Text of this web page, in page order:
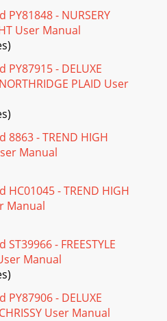
- NURSERY
User Manual
- DELUXE
PLAID User
- TREND HIGH
Manual
- TREND HIGH
Manual
- FREESTYLE
Manual
- DELUXE
User Manual